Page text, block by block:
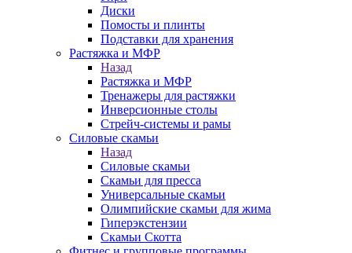
Диски
Помосты и плинты
Подставки для хранения
Растяжка и МФР
Назад
Растяжка и МФР
Тренажеры для растяжки
Инверсионные столы
Стрейч-системы и рамы
Силовые скамьи
Назад
Силовые скамьи
Скамьи для пресса
Универсальные скамьи
Олимпийские скамьи для жима
Гиперэкстензии
Скамьи Скотта